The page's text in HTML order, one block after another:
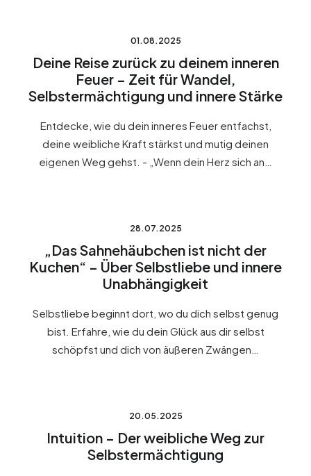
01.08.2025
Deine Reise zurück zu deinem inneren
Feuer – Zeit für Wandel,
Selbstermächtigung und innere Stärke
Entdecke, wie du dein inneres Feuer entfachst,
deine weibliche Kraft stärkst und mutig deinen
eigenen Weg gehst. - „Wenn dein Herz sich an…
28.07.2025
„Das Sahnehäubchen ist nicht der
Kuchen“ – Über Selbstliebe und innere
Unabhängigkeit
Selbstliebe beginnt dort, wo du dich selbst genug
bist. Erfahre, wie du dein Glück aus dir selbst
schöpfst und dich von äußeren Zwängen…
20.05.2025
Intuition – Der weibliche Weg zur
Selbstermächtigung